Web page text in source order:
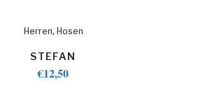
Herren, Hosen
STEFAN
€12,50